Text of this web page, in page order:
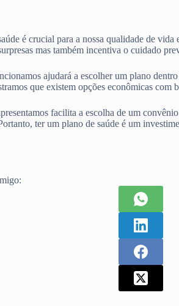
é crucial para a nossa qualidade de
mas também incentiva o cuidado
ajudará a escolher um plano
que existem opções econômicas com
facilita a escolha de um
ter um plano de saúde é um